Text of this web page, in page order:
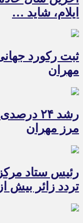
ایلام، شاید …
ثبت رکورد
مهران
رشد ۲۴
مرز مهران
رئیس ستاد
تردد زائر بیش از ۵۰ درصد است